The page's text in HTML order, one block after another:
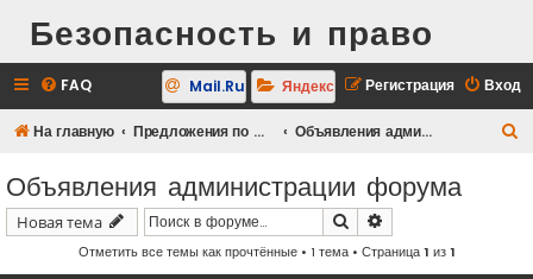
Безопасность и право
FAQ Вход
Регистрация
Mail.Ru Яндекс
На главную Предложения по форуму, новости. Объявления администрации форума
Объявления администрации форума
Новая тема Поиск
Отметить все темы как прочтённые• 1 тема • Страница1 из1